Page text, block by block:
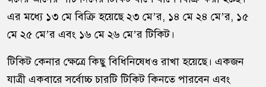
এর মধ্যে ১৩ মে বিক্রি হয়েছে ২৩ মে’র, ১৪ মে ২৪ মে’র, ১৫
মে ২৫ মে’র এবং ১৬ মে ২৬ মে’র টিকিট।
টিকিট কেনার ক্ষেত্রে কিছু বিধিনিষেধও রাখা হয়েছে। একজন
যাত্রী একবারে সর্বোচ্চ চারটি টিকিট কিনতে পারবেন এবং